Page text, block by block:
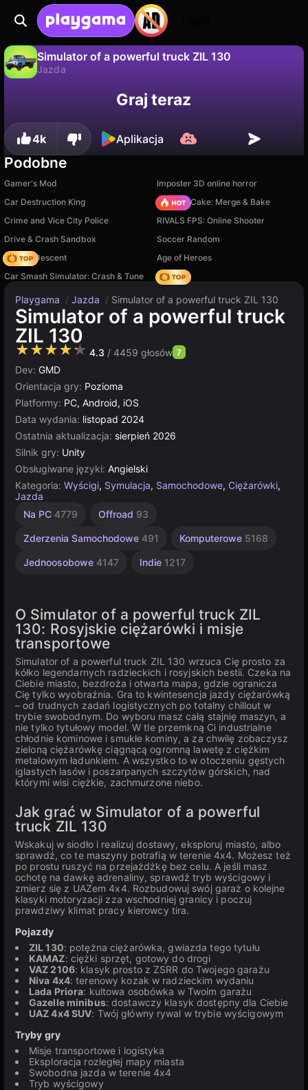
Simulator of a powerful truck ZIL 130
Jazda
Zapisz postępy! Nie
Graj teraz
4k Aplikacja
Podobne
Gamer's Mod
Imposter 3D online horror
Car Destruction King
Piece of Cake: Merge & Bake
Crime and Vice City Police
RIVALS FPS: Online Shooter
Drive & Crash Sandbox
Soccer Random
Deadly Descent
Age of Heroes
Car Smash Simulator: Crash & Tune
Hedgies
Playgama / Jazda / Simulator of a powerful truck ZIL 130
Simulator of a powerful truck
ZIL 130
★★★★★ 4.3 / 4459 głosów 7
Dev: GMD
Orientacja gry: Pozioma
Platformy: PC, Android, iOS
Data wydania: listopad 2024
Ostatnia aktualizacja: sierpień 2026
Silnik gry: Unity
Obsługiwane języki: Angielski
Kategoria: Wyścigi, Symulacja, Samochodowe, Ciężarówki,
Jazda
Na PC 4779 Offroad 93
Zderzenia Samochodowe 491 Komputerowe 5168
Jednoosobowe 4147 Indie 1217
Samochodowe
Strategiczne
Otwarty
382
Pixel
438
Multiplayer
Unity
3172
Samochody
29
Retro
8
O Simulator of a powerful truck ZIL
130: Rosyjskie ciężarówki i misje
transportowe
Simulator of a powerful truck ZIL 130 wrzuca Cię prosto za
kółko legendarnych radzieckich i rosyjskich bestii. Czeka na
Ciebie miasto, bezdroża i otwarta mapa, gdzie ogranicza
Cię tylko wyobraźnia. Gra to kwintesencja jazdy ciężarówką
– od trudnych zadań logistycznych po totalny chillout w
trybie swobodnym. Do wyboru masz całą stajnię maszyn, a
nie tylko tytułowy model. W tle przemkną Ci industrialne
chłodnie kominowe i smukłe kominy, a za chwilę zobaczysz
zieloną ciężarówkę ciągnącą ogromną lawetę z ciężkim
metalowym ładunkiem. A wszystko to w otoczeniu gęstych
iglastych lasów i poszarpanych szczytów górskich, nad
którymi wisi ciężkie, zachmurzone niebo.
Jak grać w Simulator of a powerful
truck ZIL 130
Wskakuj w siodło i realizuj dostawy, eksploruj miasto, albo
sprawdź, co te maszyny potrafią w terenie 4x4. Możesz też
po prostu ruszyć na przejażdżkę bez celu. A jeśli masz
ochotę na dawkę adrenaliny, sprawdź tryb wyścigowy i
zmierz się z UAZem 4x4. Rozbudowuj swój garaż o kolejne
klasyki motoryzacji zza wschodniej granicy i poczuj
prawdziwy klimat pracy kierowcy tira.
Pojazdy
ZIL 130: potężna ciężarówka, gwiazda tego tytułu
KAMAZ: ciężki sprzęt, gotowy do drogi
VAZ 2106: klasyk prosto z ZSRR do Twojego garażu
Niva 4x4: terenowy kozak w radzieckim wydaniu
Lada Priora: kultowa osobówka w Twoim garażu
Gazelle minibus: dostawczy klasyk dostępny dla Ciebie
UAZ 4x4 SUV: Twój główny rywal w trybie wyścigowym
Tryby gry
Misje transportowe i logistyka
Eksploracja rozległej mapy miasta
Swobodna jazda w terenie 4x4
Tryb wyścigowy